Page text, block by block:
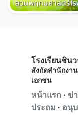
โรงเรียนชิน
สังกัดสำนักงา
เอกชน
หน้าแรก · ข่
ประถม · อนุ